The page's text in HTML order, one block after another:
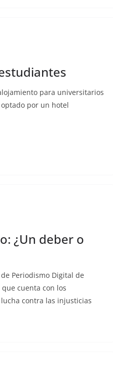
para universitarios
por un hotel
¿Un deber o
Periodismo Digital de
cuenta con los
contra las injusticias